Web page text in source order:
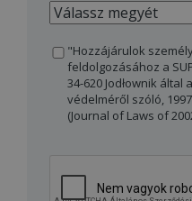
"Hozzájárulok
feldolgozásához a
34-620 Jodłownik
védelméről szóló,
(Journal of Laws of